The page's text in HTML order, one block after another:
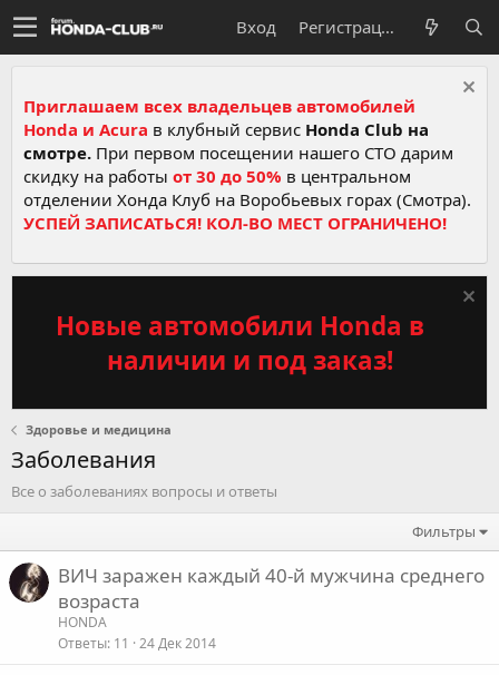
Вход Регистрация
Приглашаем всех владельцев автомобилей
Honda и Acura в клубный сервис Honda Club на
смотре. При первом посещении нашего СТО дарим
скидку на работы от 30 до 50% в центральном
отделении Хонда Клуб на Воробьевых горах (Смотра).
УСПЕЙ ЗАПИСАТЬСЯ! КОЛ-ВО МЕСТ ОГРАНИЧЕНО!
Новые автомобили Honda в
наличии и под заказ!
Здоровье и медицина
Заболевания
Все о заболеваниях вопросы и ответы
Фильтры
ВИЧ заражен каждый 40-й мужчина среднего
возраста
HONDA
Ответы 11 24 Дек 2014